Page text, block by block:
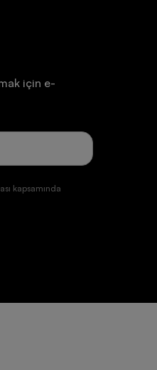
için e-
kapsamında